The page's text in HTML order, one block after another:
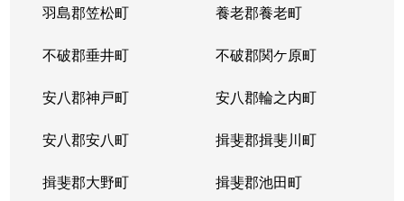
羽島郡笠松町 養老郡養老町
不破郡垂井町 不破郡関ケ原町
安八郡神戸町 安八郡輪之内町
安八郡安八町 揖斐郡揖斐川町
揖斐郡大野町 揖斐郡池田町